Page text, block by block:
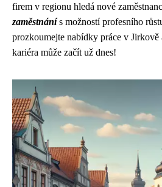
firem v regionu hledá nové
zaměstnánís možností profesního
prozkoumejte nabídky práce v Jirkově
kariéra může začít už dnes!